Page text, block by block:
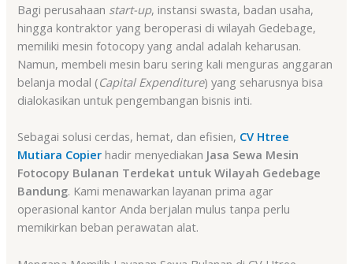
Bagi perusahaan start-up, instansi swasta, badan usaha,
hingga kontraktor yang beroperasi di wilayah Gedebage,
memiliki mesin fotocopy yang andal adalah keharusan.
Namun, membeli mesin baru sering kali menguras anggaran
belanja modal (Capital Expenditure) yang seharusnya bisa
dialokasikan untuk pengembangan bisnis inti.
Sebagai solusi cerdas, hemat, dan efisien, CV Htree
Mutiara Copier hadir menyediakan Jasa Sewa Mesin
Fotocopy Bulanan Terdekat untuk Wilayah Gedebage
Bandung. Kami menawarkan layanan prima agar
operasional kantor Anda berjalan mulus tanpa perlu
memikirkan beban perawatan alat.